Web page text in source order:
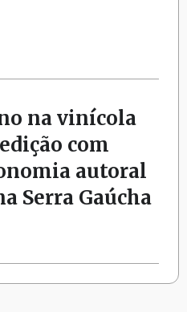
na vinícola
com
autoral
Serra Gaúcha